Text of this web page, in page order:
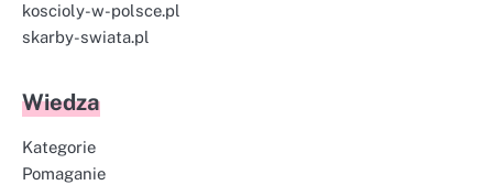
koscioly-w-polsce.pl
skarby-swiata.pl
Wiedza
Kategorie
Pomaganie